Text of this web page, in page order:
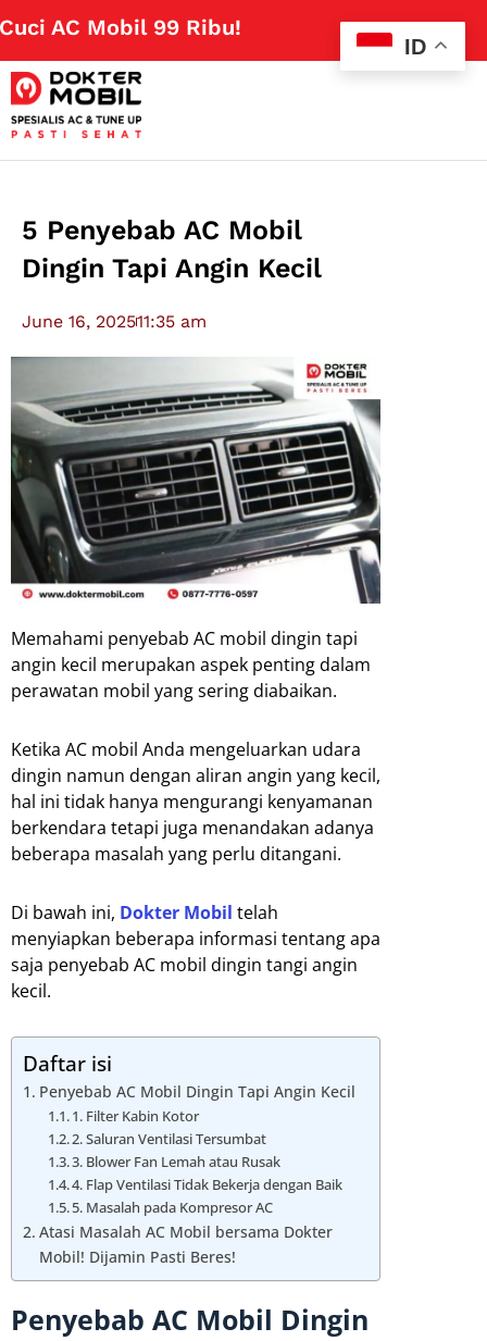
Mobil 99 Ribu!Klik Disini
5 Penyebab AC Mobil
Dingin Tapi Angin Kecil
June 16, 202511:35 am
Memahami penyebab AC mobil dingin tapi
angin kecil merupakan aspek penting dalam
perawatan mobil yang sering diabaikan.
Ketika AC mobil Anda mengeluarkan udara
dingin namun dengan aliran angin yang kecil,
hal ini tidak hanya mengurangi kenyamanan
berkendara tetapi juga menandakan adanya
beberapa masalah yang perlu ditangani.
Di bawah ini, Dokter Mobil telah
menyiapkan beberapa informasi tentang apa
saja penyebab AC mobil dingin tangi angin
kecil.
Daftar isi
Penyebab AC Mobil Dingin Tapi Angin Kecil
1. Filter Kabin Kotor
2. Saluran Ventilasi Tersumbat
3. Blower Fan Lemah atau Rusak
4. Flap Ventilasi Tidak Bekerja dengan Baik
5. Masalah pada Kompresor AC
Atasi Masalah AC Mobil bersama Dokter
Mobil! Dijamin Pasti Beres!
Penyebab AC Mobil Dingin
ID